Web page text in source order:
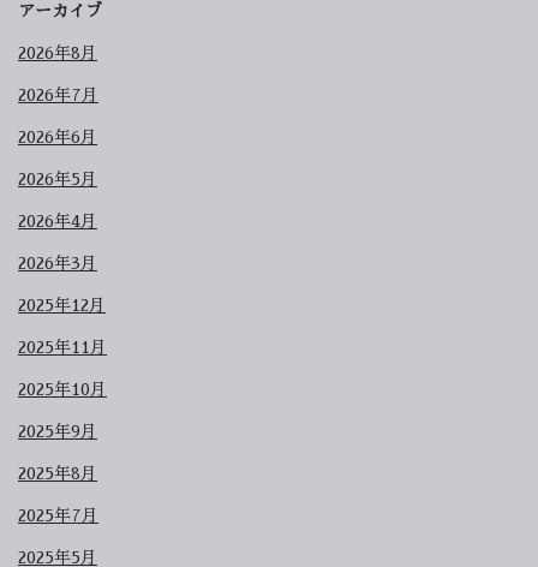
アーカイブ
2026年8月
2026年7月
2026年6月
2026年5月
2026年4月
2026年3月
2025年12月
2025年11月
2025年10月
2025年9月
2025年8月
2025年7月
2025年5月